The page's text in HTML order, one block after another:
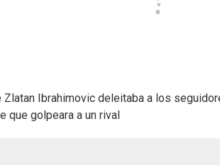
Ibrahimovic deleitaba a los
que golpeara a un rival